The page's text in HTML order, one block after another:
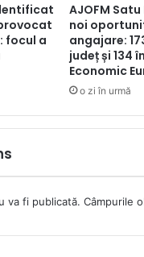
focul a
AJOFM
noi
angajare:
județ și 134
Economic
o zi în urmă
va fi publicată. Câmpurile